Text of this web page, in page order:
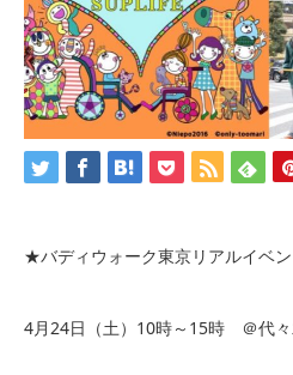
★バディウォーク東京リアルイベ
4月24日（土）10時～15時 ＠代々